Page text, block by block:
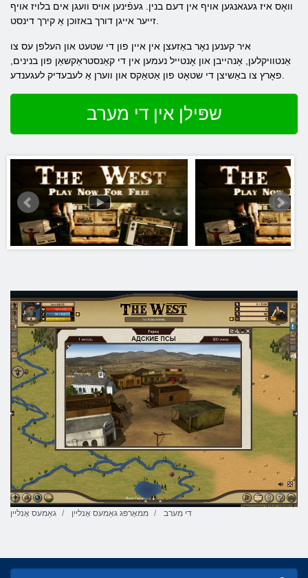
וואָס איז געגאנגען אויף אין דעם בנין. געפֿינען אויס וועגן אים בלויז אויף
איר קענען נאָר באַזעצן אין איין פון די שטעט און העלפן עס צו
אַנטוויקלען, אָנהייבן און אָנטייל נעמען אין די קאַנסטראַקשאַן פון בנינים,
שפּילן אין די מערב
גאַמעס אָנליין ממאָרפּג גאַמעס אָנליין די מערב